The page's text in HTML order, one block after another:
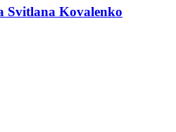
Svitlana Kovalenko